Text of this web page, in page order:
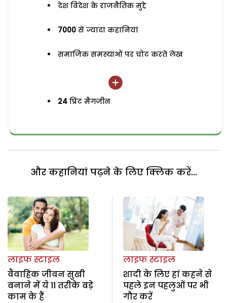
देश विदेश के राजनैतिक मुद्दे
7000 से ज्यादा कहानियां
समाजिक समस्याओं पर चोट करते लेख
24 प्रिंट मैगजीन
और कहानियां पढ़ने के लिए क्लिक करें...
लाइफ स्टाइल
वैवाहिक जीवन सुखी
बनाने में ये 11 तरीके बड़े
काम के हैं
लाइफ स्टाइल
शादी के लिए हां कहने से
पहले इन पहलुओं पर भी
गौर करें